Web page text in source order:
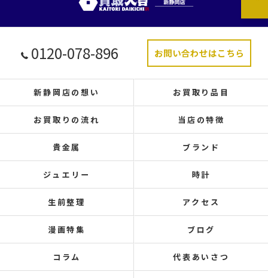
0120-078-896 お問い合わせはこちら
新静岡店の想い お買取り品目
お買取りの流れ 当店の特徴
貴金属 ブランド
ジュエリー 時計
生前整理 アクセス
漫画特集 ブログ
コラム 代表あいさつ